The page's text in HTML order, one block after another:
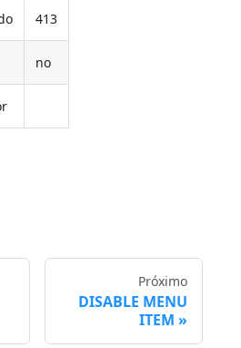
413
no
Próximo
DISABLE MENU
ITEM